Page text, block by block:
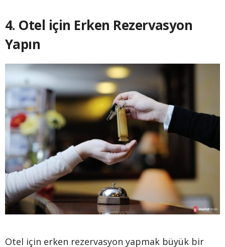
4. Otel için Erken Rezervasyon
Yapın
Otel için erken rezervasyon yapmak büyük bir